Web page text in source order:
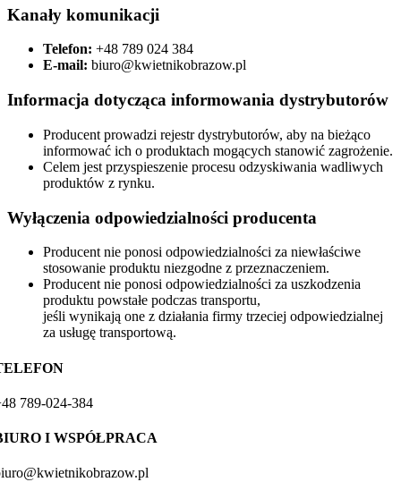
Kanały komunikacji
Telefon: +48 789 024 384
E-mail: biuro@kwietnikobrazow.pl
Informacja dotycząca informowania dystrybutorów
Producent prowadzi rejestr dystrybutorów, aby na bieżąco
informować ich o produktach mogących stanowić zagrożenie.
Celem jest przyspieszenie procesu odzyskiwania wadliwych
produktów z rynku.
Wyłączenia odpowiedzialności producenta
Producent nie ponosi odpowiedzialności za niewłaściwe
stosowanie produktu niezgodne z przeznaczeniem.
Producent nie ponosi odpowiedzialności za uszkodzenia
produktu powstałe podczas transportu,
jeśli wynikają one z działania firmy trzeciej odpowiedzialnej
za usługę transportową.
789-024-384
I WSPÓŁPRACA